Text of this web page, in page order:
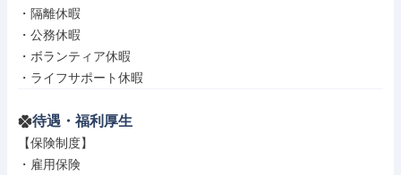
・隔離休暇
・公務休暇
・ボランティア休暇
・ライフサポート休暇
待遇・福利厚生
【保険制度】
・雇用保険